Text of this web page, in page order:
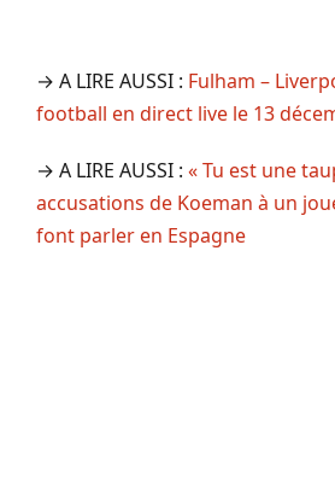
→ A LIRE AUSSI : Fulham –
football en direct live le 13
→ A LIRE AUSSI : « Tu est une
accusations de Koeman à un
font parler en Espagne